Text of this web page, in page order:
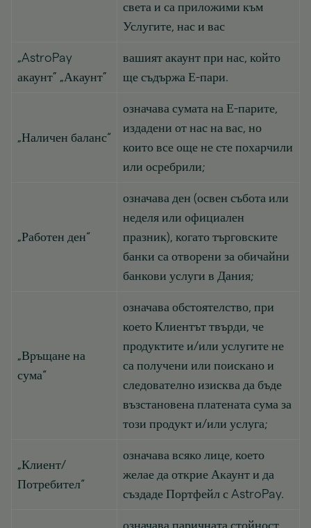
света и са приложими към
Услугите, нас и вас
„AstroPay
акаунт” „Акаунт”
вашият акаунт при нас, който
ще съдържа Е-пари.
„Наличен баланс“
означава сумата на Е-парите,
издадени от нас на вас, но
които все още не сте похарчили
или осребрили;
„Работен ден“
означава ден (освен събота или
неделя или официален
празник), когато търговските
банки са отворени за обичайни
банкови услуги в Дания;
„Връщане на
сума“
означава обстоятелство, при
което Клиентът твърди, че
продуктите и/или услугите не
са получени или поискано и
следователно изисква да бъде
възстановена платената сума за
този продукт и/или услуга;
„Клиент/
Потребител“
означава всяко лице, което
желае да открие Акаунт и да
създаде Портфейл с AstroPay.
означава паричната стойност,